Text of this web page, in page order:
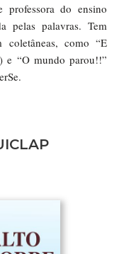
professora do ensino
pelas palavras. Tem
coletâneas, como “E
e “O mundo parou!!”